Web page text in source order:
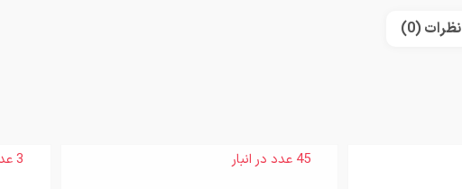
نظرات (0)
45 عدد در انبار 3 عدد در انبار